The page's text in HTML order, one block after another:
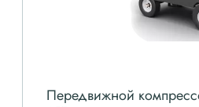
Передвижной